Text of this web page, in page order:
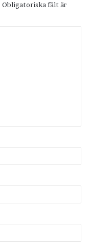
Obligatoriska fält är